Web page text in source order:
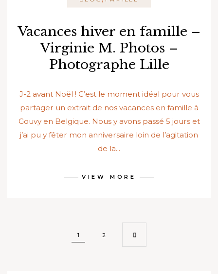
Vacances hiver en famille –
Virginie M. Photos –
Photographe Lille
J-2 avant Noël ! C’est le moment idéal pour vous
partager un extrait de nos vacances en famille à
Gouvy en Belgique. Nous y avons passé 5 jours et
j’ai pu y fêter mon anniversaire loin de l’agitation
de la...
VIEW MORE
Pagination1 2